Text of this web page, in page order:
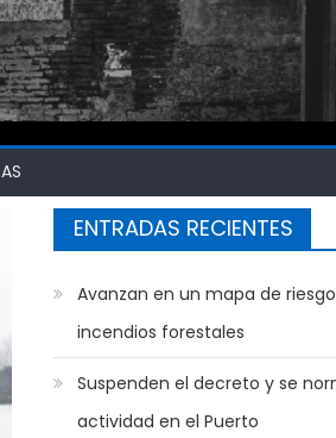
ENTRADAS RECIENTES
Avanzan en un mapa de
incendios forestales
Suspenden el decreto y se
actividad en el Puerto